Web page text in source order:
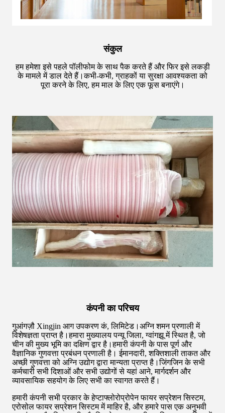
संकुल
हम हमेशा इसे पहले पॉलीफोम के साथ पैक करते हैं और फिर इसे लकड़ी
के मामले में डाल देते हैं।कभी-कभी, ग्राहकों या सुरक्षा आवश्यकता को
पूरा करने के लिए, हम माल के लिए एक फूस बनाएंगे।
कंपनी का परिचय
गुआंगज़ौ Xingjin आग उपकरण कं, लिमिटेड।अग्नि शमन प्रणाली में
विशेषज्ञता प्राप्त है।हमारा मुख्यालय पन्यू जिला, ग्वांगझू में स्थित है, जो
चीन की मुख्य भूमि का दक्षिण द्वार है।हमारी कंपनी के पास पूर्ण और
वैज्ञानिक गुणवत्ता प्रबंधन प्रणाली है। ईमानदारी, शक्तिशाली ताकत और
अच्छी गुणवत्ता को अग्नि उद्योग द्वारा मान्यता प्राप्त है।जिंगजिन के सभी
कर्मचारी सभी दिशाओं और सभी उद्योगों से यहां आने, मार्गदर्शन और
व्यावसायिक सहयोग के लिए सभी का स्वागत करते हैं।
हमारी कंपनी सभी प्रकार के हेप्टाफ्लोरोप्रोपेन फायर सप्रेशन सिस्टम,
एरोसोल फायर सप्रेशन सिस्टम में माहिर है, और हमारे पास एक अनुभवी